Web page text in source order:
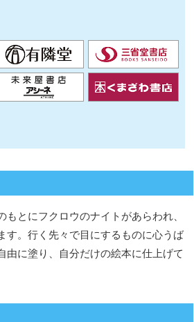
もとにフクロウのナイトがあらわれ、
す。行く先々で目にするものに心うば
に塗り、自分だけの絵本に仕上げて